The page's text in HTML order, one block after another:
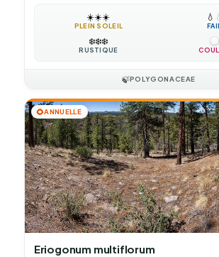
☀️☀️☀️
PLEIN SOLEIL
💧
❄️❄️❄️
RUSTIQUE
🍃POLYGONACEAE
🌻ANNUELLE
Eriogonum multiflorum